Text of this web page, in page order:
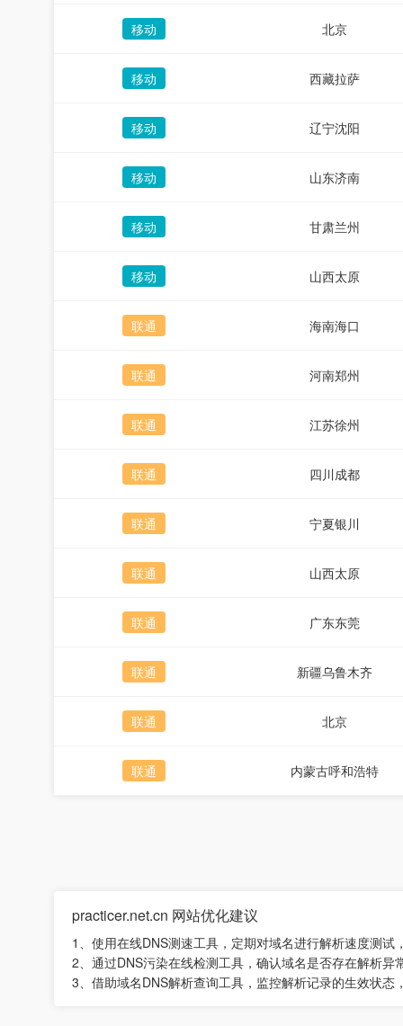
移动 北京
移动 西藏拉萨
移动 辽宁沈阳
移动 山东济南
移动 甘肃兰州
移动 山西太原
联通 海南海口
联通 河南郑州
联通 江苏徐州
联通 四川成都
联通 宁夏银川
联通 山西太原
联通 广东东莞
联通 新疆乌鲁木齐
联通 北京
联通 内蒙古呼和浩特
practicer.net.cn 网站优化建议
1、使用在线DNS测速工具，定期对域名进行解析速度测试
2、通过DNS污染在线检测工具，确认域名是否存在解析异
3、借助域名DNS解析查询工具，监控解析记录的生效状态